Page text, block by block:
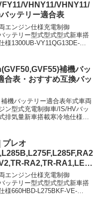
VHNY11/VHNY11/
ッテリー適合表
エンジン仕様充電制御
ッテリー型式型式型式新車搭
様1300UB-VY11QG13DE-
補機バッ
合表・おすすめ互換バッ
補機バッテリー適合表年式車両
ン型式充電制御車/IS/HVバッ
排気量新車搭載寒冷地仕様
プレオ
RA2,TR-RA1,LE-
RV1,GD-RV2,GF-
RA2)バッテリー適合表
エンジン仕様充電制御
ッテリー型式型式型式新車搭
様660HBD-L275BKF-VE-